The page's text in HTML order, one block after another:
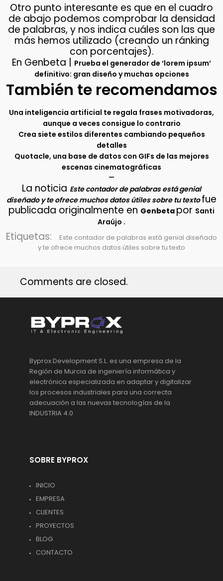
Otro punto interesante es que en el cuadro
de abajo podemos comprobar la densidad
de palabras, y nos indica cuáles son las que
más hemos utilizado (creando un ránking
con porcentajes).
En Genbeta | Prueba el generador de ‘lorem ipsum’
definitivo: gran diseño y muchas opciones
También te recomendamos
Una inteligencia artificial te regala frases motivadoras,
aunque a veces consigue lo contrario
Crea siete estilos diferentes cambiando pequeños
detalles
Quotacle, una base de datos con GIFs de las mejores
escenas cinematográficas
–
La noticia Este contador de palabras está genial
diseñado y te ofrece muchos datos útiles sobre tu textofue
publicada originalmente en Genbeta por Santi
Araújo .
Etiquetas:
Este contador de palabras está genial diseñado
y te ofrece muchos datos útiles sobre tu texto
Comments are closed.
Byprox Development S.L. es una empresa de la
Región de Murcia de ingeniería informática y
electrónica especializada en adaptar y digitalizar
los procesos industriales para una correcta
adecuación a las nuevas tecnologías de la
INDUSTRIA 4.0
SOBRE BYPROX
INICIO
EMPRESA
CLIENTES
PROYECTOS
BLOG
CONTACTO